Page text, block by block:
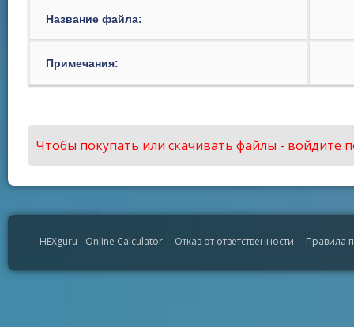
Название файла:
Примечания:
Чтобы покупать или скачивать файлы - войдите
HEXguru - Online Calculator Отказ от ответственности Правила